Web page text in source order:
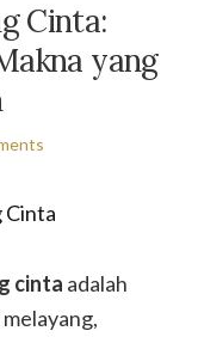
Cinta:
yang
cinta adalah